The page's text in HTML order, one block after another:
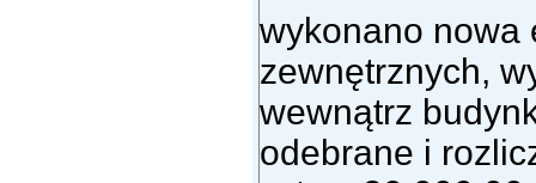
wykonano nowa
zewnętrznych,
wewnątrz
odebrane i